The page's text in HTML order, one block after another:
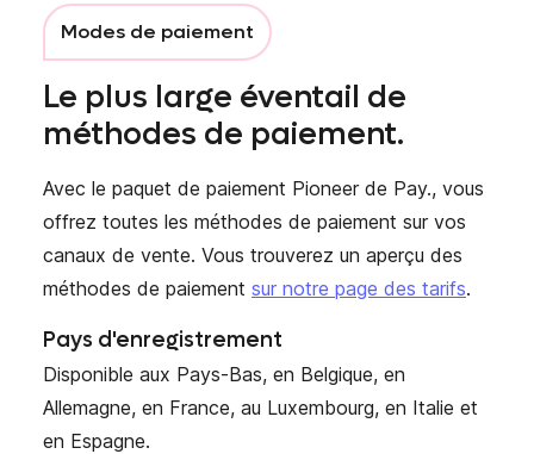
Modes de paiement
Le plus large éventail de
méthodes de paiement.
Avec le paquet de paiement Pioneer de Pay., vous
offrez toutes les méthodes de paiement sur vos
canaux de vente. Vous trouverez un aperçu des
méthodes de paiement sur notre page des tarifs.
Pays d'enregistrement
Disponible aux Pays-Bas, en Belgique, en
Allemagne, en France, au Luxembourg, en Italie et
en Espagne.